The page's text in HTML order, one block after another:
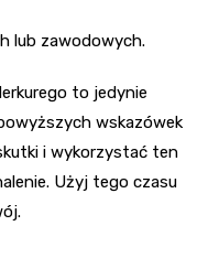
lub zawodowych.
to jedynie
wskazówek
i wykorzystać ten
Użyj tego czasu